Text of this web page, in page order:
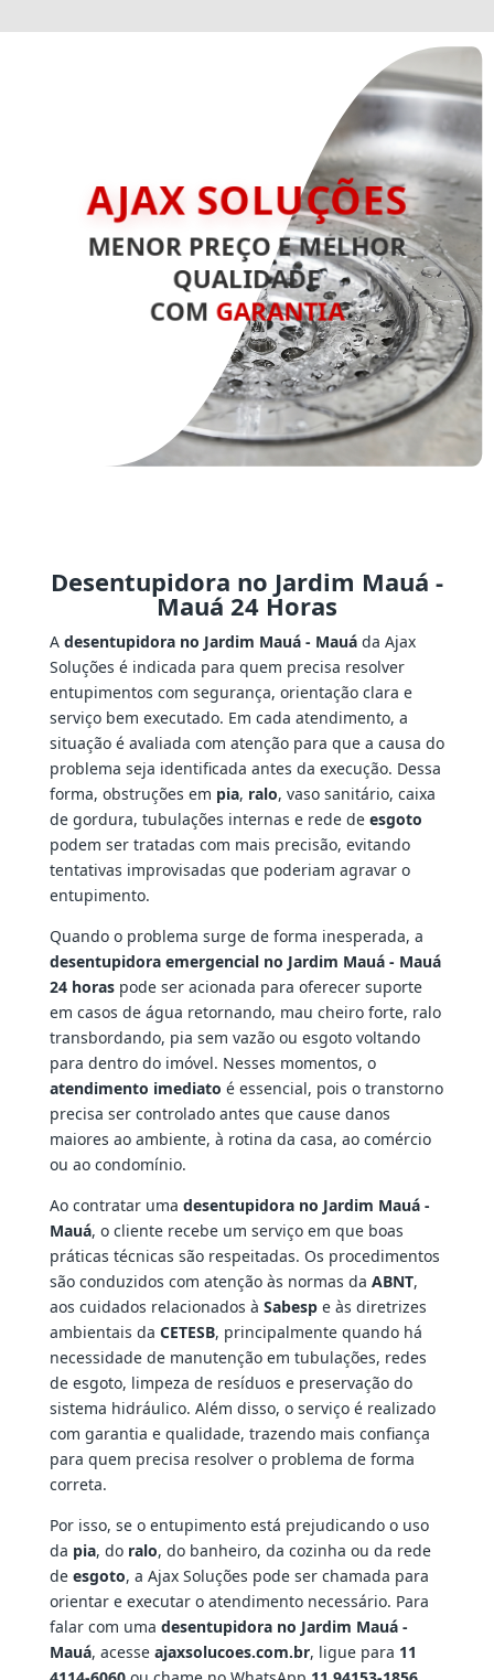
AJAX SOLUÇÕES
MENOR PREÇO E MELHOR
QUALIDADE
COM GARANTIA
Desentupidora no Jardim Mauá -
Mauá 24 Horas
A desentupidora no Jardim Mauá - Mauáda Ajax
Soluções é indicada para quem precisa resolver
entupimentos com segurança, orientação clara e
serviço bem executado. Em cada atendimento, a
situação é avaliada com atenção para que a causa do
problema seja identificada antes da execução. Dessa
forma, obstruções em pia, ralo, vaso sanitário, caixa
de gordura, tubulações internas e rede de esgoto
podem ser tratadas com mais precisão, evitando
tentativas improvisadas que poderiam agravar o
entupimento.
Quando o problema surge de forma inesperada, a
desentupidora emergencial no Jardim Mauá - Mauá
24 horaspode ser acionada para oferecer suporte
em casos de água retornando, mau cheiro forte, ralo
transbordando, pia sem vazão ou esgoto voltando
para dentro do imóvel. Nesses momentos, o
atendimento imediato é essencial, pois o transtorno
precisa ser controlado antes que cause danos
maiores ao ambiente, à rotina da casa, ao comércio
ou ao condomínio.
Ao contratar uma desentupidora no Jardim Mauá -
Mauá, o cliente recebe um serviço em que boas
práticas técnicas são respeitadas. Os procedimentos
são conduzidos com atenção às normas da ABNT,
aos cuidados relacionados à Sabespe às diretrizes
ambientais da CETESB, principalmente quando há
necessidade de manutenção em tubulações, redes
de esgoto, limpeza de resíduos e preservação do
sistema hidráulico. Além disso, o serviço é realizado
com garantia e qualidade, trazendo mais confiança
para quem precisa resolver o problema de forma
correta.
Por isso, se o entupimento está prejudicando o uso
da pia, do ralo, do banheiro, da cozinha ou da rede
de esgoto, a Ajax Soluções pode ser chamada para
orientar e executar o atendimento necessário. Para
falar com uma desentupidora no Jardim Mauá -
Mauá, acesse ajaxsolucoes.com.br, ligue para 11